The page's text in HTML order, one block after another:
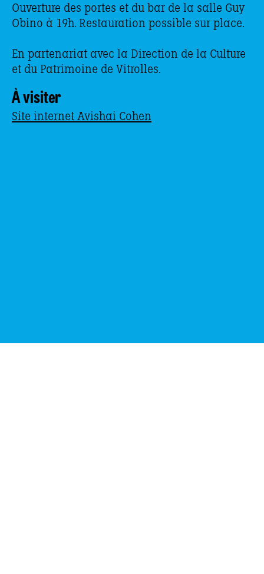
Ouverture des portes et du bar de la salle Guy
Obino à 19h. Restauration possible sur place.
En partenariat avec la Direction de la Culture
et du Patrimoine de Vitrolles.
À visiter
Site internet Avishai Cohen